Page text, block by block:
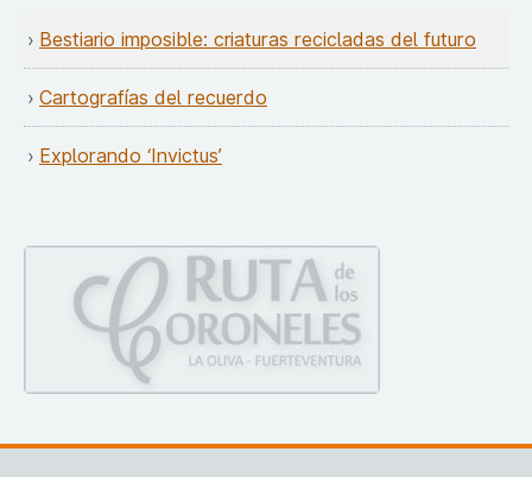
Bestiario imposible: criaturas recicladas del futuro
Cartografías del recuerdo
Explorando ‘Invictus’